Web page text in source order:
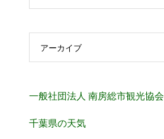
アーカイブ
一般社団法人 南房総市観光協会
千葉県の天気